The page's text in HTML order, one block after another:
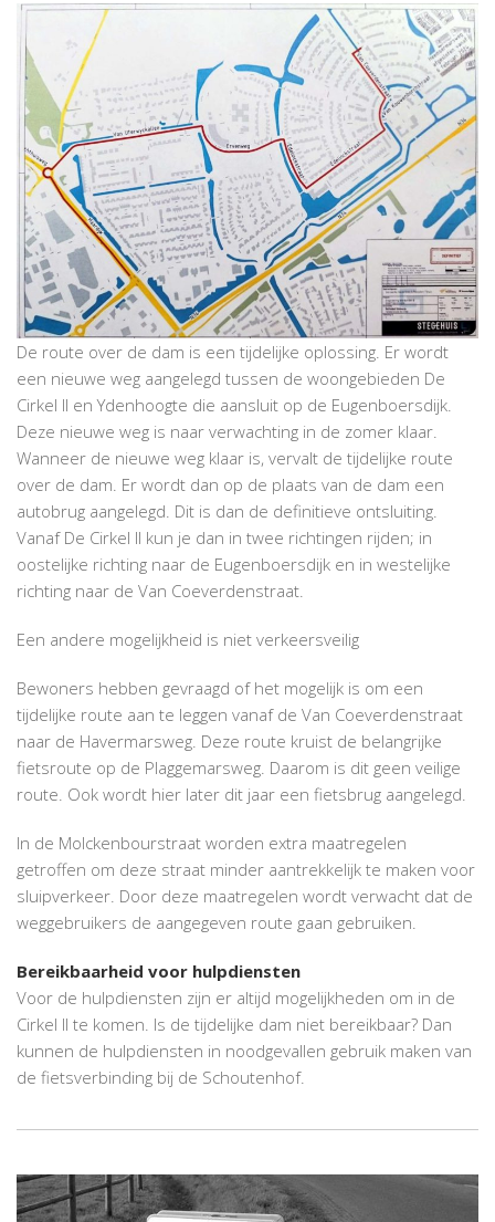
De route over de dam is een tijdelijke oplossing. Er wordt
een nieuwe weg aangelegd tussen de woongebieden De
Cirkel II en Ydenhoogte die aansluit op de Eugenboersdijk.
Deze nieuwe weg is naar verwachting in de zomer klaar.
Wanneer de nieuwe weg klaar is, vervalt de tijdelijke route
over de dam. Er wordt dan op de plaats van de dam een
autobrug aangelegd. Dit is dan de definitieve ontsluiting.
Vanaf De Cirkel II kun je dan in twee richtingen rijden; in
oostelijke richting naar de Eugenboersdijk en in westelijke
richting naar de Van Coeverdenstraat.
Een andere mogelijkheid is niet verkeersveilig
Bewoners hebben gevraagd of het mogelijk is om een
tijdelijke route aan te leggen vanaf de Van Coeverdenstraat
naar de Havermarsweg. Deze route kruist de belangrijke
fietsroute op de Plaggemarsweg. Daarom is dit geen veilige
route. Ook wordt hier later dit jaar een fietsbrug aangelegd.
In de Molckenbourstraat worden extra maatregelen
getroffen om deze straat minder aantrekkelijk te maken voor
sluipverkeer. Door deze maatregelen wordt verwacht dat de
weggebruikers de aangegeven route gaan gebruiken.
Bereikbaarheid voor hulpdiensten
Voor de hulpdiensten zijn er altijd mogelijkheden om in de
Cirkel II te komen. Is de tijdelijke dam niet bereikbaar? Dan
kunnen de hulpdiensten in noodgevallen gebruik maken van
de fietsverbinding bij de Schoutenhof.